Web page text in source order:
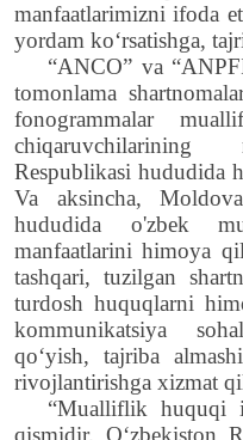
manfaatlarimizni ifoda
yordam ko‘rsatishga,
“ANCO” va
tomonlama
fonogrammalar
chiqaruvchilarining
Respublikasi hududida
Va aksincha,
hududida o'zbek
manfaatlarini himoya
tashqari, tuzilgan
turdosh huquqlarni
kommunikatsiya
qo‘yish, tajriba
rivojlantirishga xizmat
“Mualliflik huquqi
qismidir. O‘zbekiston